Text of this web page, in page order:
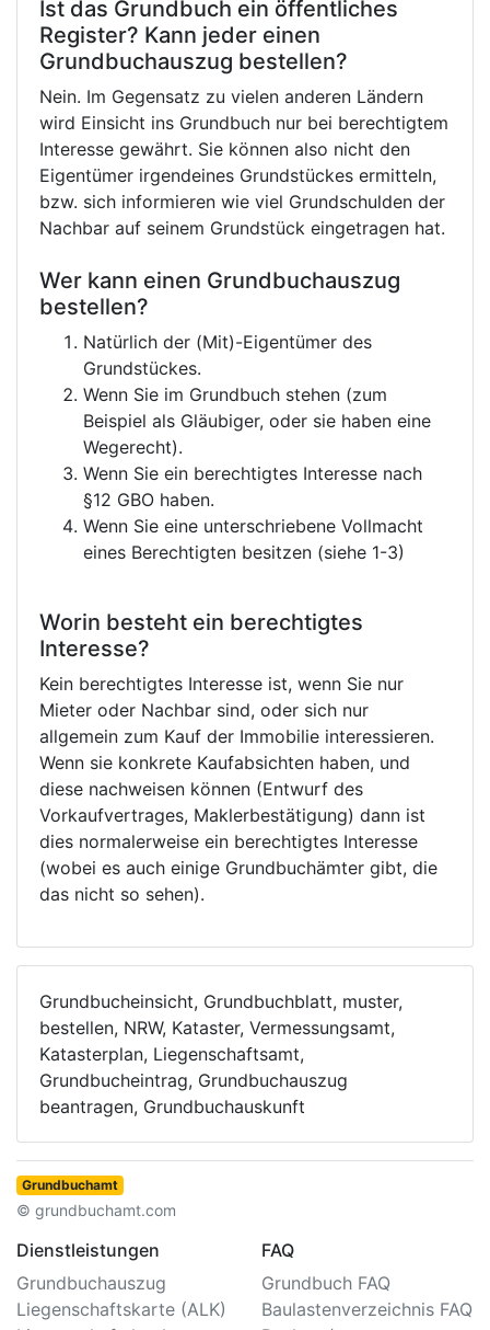
Ist das Grundbuch ein öffentliches
Register? Kann jeder einen
Grundbuchauszug bestellen?
Nein. Im Gegensatz zu vielen anderen Ländern
wird Einsicht ins Grundbuch nur bei berechtigtem
Interesse gewährt. Sie können also nicht den
Eigentümer irgendeines Grundstückes ermitteln,
bzw. sich informieren wie viel Grundschulden der
Nachbar auf seinem Grundstück eingetragen hat.
Wer kann einen Grundbuchauszug
bestellen?
Natürlich der (Mit)-Eigentümer des
Grundstückes.
Wenn Sie im Grundbuch stehen (zum
Beispiel als Gläubiger, oder sie haben eine
Wegerecht).
Wenn Sie ein berechtigtes Interesse nach
§12 GBO haben.
Wenn Sie eine unterschriebene Vollmacht
eines Berechtigten besitzen (siehe 1-3)
Worin besteht ein berechtigtes
Interesse?
Kein berechtigtes Interesse ist, wenn Sie nur
Mieter oder Nachbar sind, oder sich nur
allgemein zum Kauf der Immobilie interessieren.
Wenn sie konkrete Kaufabsichten haben, und
diese nachweisen können (Entwurf des
Vorkaufvertrages, Maklerbestätigung) dann ist
dies normalerweise ein berechtigtes Interesse
(wobei es auch einige Grundbuchämter gibt, die
das nicht so sehen).
Grundbucheinsicht, Grundbuchblatt, muster,
bestellen, NRW, Kataster, Vermessungsamt,
Katasterplan, Liegenschaftsamt,
Grundbucheintrag, Grundbuchauszug
beantragen, Grundbuchauskunft
Grundbuchamt
© grundbuchamt.com
Dienstleistungen
Grundbuchauszug
Liegenschaftskarte (ALK)
FAQ
Grundbuch FAQ
Baulastenverzeichnis FAQ